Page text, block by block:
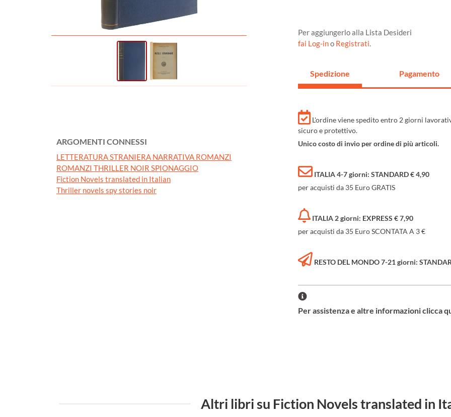
ARGOMENTI CONNESSI
LETTERATURA STRANIERA NARRATIVA ROMANZI
ROMANZI THRILLER NOIR SPIONAGGIO
Fiction Novels translated in Italian
Thriller novels spy stories noir
Per aggiungerlo alla Lista Desideri
fai Log-ino Registrati.
Spedizione Pagamento
L'ordine viene spedito entro 2 giorni
sicuro e protettivo.
Unico costo di invio per ordine di più articoli.
ITALIA 4-7 giorni: STANDARD € 4,90
per acquisti da 35 Euro GRATIS
ITALIA 2 giorni: EXPRESS € 7,90
per acquisti da 35 Euro SCONTATA A 3 €
RESTO DEL MONDO 7-21 giorni:
Per assistenza e altre informazioni clicca
Altri libri su Fiction Novels translated in